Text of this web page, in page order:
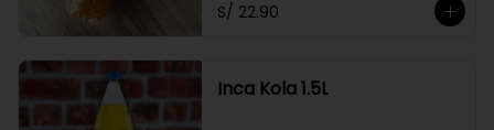
S/ 22.90
Inca Kola 1.5L